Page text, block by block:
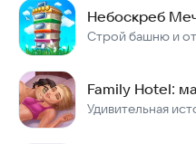
Family Hotel: